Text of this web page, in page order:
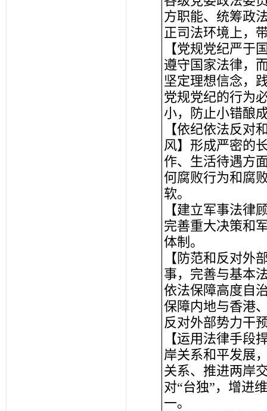
方职能、统筹政
正司法环境上，
【党规党纪严于
遵守国家法律，
坚定理想信念，
党规党纪的行为
小，防止小错酿
【依纪依法反对
风】形成严密的
作、生活待遇方
何腐败行为和腐
软。
【建立军事法律
完善重大决策和
体制。
【防范和反对外
事，完善与基本
依法保障高度自
保障内地与香港
反对外部势力干
【运用法律手段
岸关系和平发展
关系、推进两岸
对“台独”，增进
一。